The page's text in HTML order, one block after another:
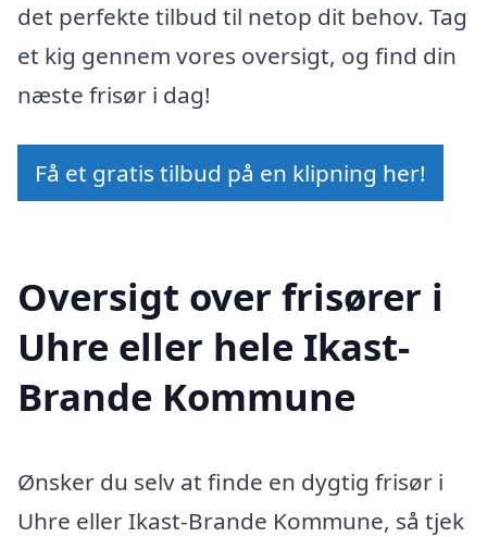
det perfekte tilbud til netop dit behov. Tag
et kig gennem vores oversigt, og find din
næste frisør i dag!
Få et gratis tilbud på en klipning her!
Oversigt over frisører i
Uhre eller hele Ikast-
Brande Kommune
Ønsker du selv at finde en dygtig frisør i
Uhre eller Ikast-Brande Kommune, så tjek